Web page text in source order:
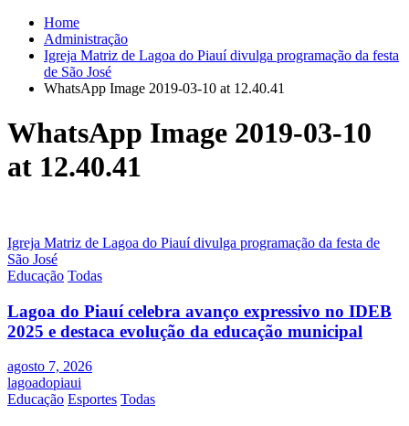
Home
Administração
Igreja Matriz de Lagoa do Piauí divulga programação da festa
de São José
WhatsApp Image 2019-03-10 at 12.40.41
WhatsApp Image 2019-03-10
at 12.40.41
Navegação
de
Igreja Matriz de Lagoa do Piauí divulga programação da festa de
São José
Educação Todas
Lagoa do Piauí celebra avanço expressivo no IDEB
2025 e destaca evolução da educação municipal
agosto 7, 2026
lagoadopiaui
Educação Esportes Todas